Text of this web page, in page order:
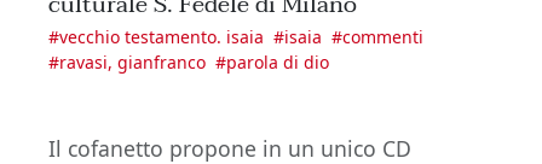
#vecchio testamento. isaia #isaia #commenti
#ravasi, gianfranco #parola di dio
Il cofanetto propone in un unico CD